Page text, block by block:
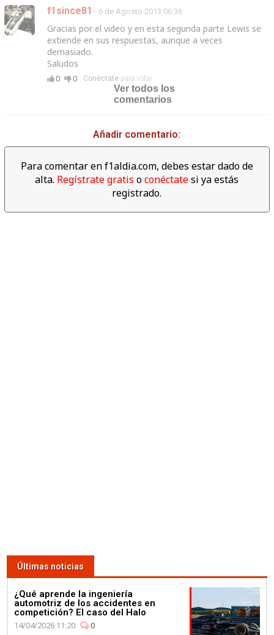
01:43
Alfa Romeo vuelve a la F1 de
la mano de Sauber F1 Team
Descubre los datos
espectaculares del año 2017
de F1
o un Fórmula E? Jéan-Eric
Vergné nos saca de dudas
f1since81 - 6 de Agosto 2013 06:36
Gracias por el video y en esta segunda parte Lewis se
extiende en sus respuestas, aunque a veces
demasiado.
Saludos
0 0 Conéctatepara votar
Ver todos los
comentarios
Añadir comentario:
Para comentar en f1aldia.com, debes estar dado de
alta. Regístrate gratis oconéctatesi ya estás
registrado.
Últimas noticias
¿Qué aprende la ingeniería
automotriz de los accidentes en
competición? El caso del Halo
14/04/2026 11:20
0